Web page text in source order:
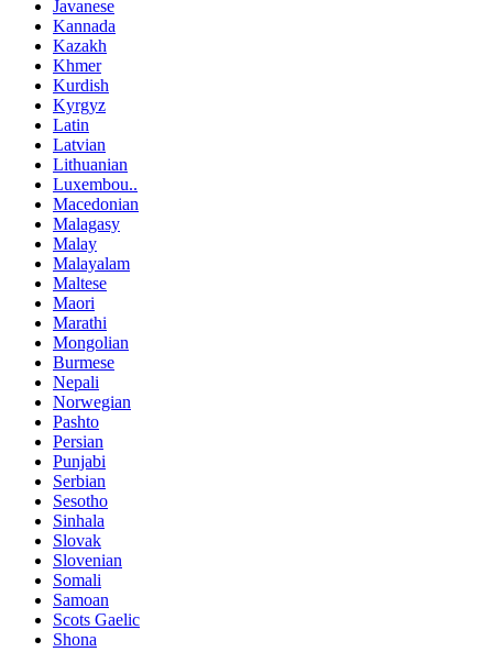
Javanese
Kannada
Kazakh
Khmer
Kurdish
Kyrgyz
Latin
Latvian
Lithuanian
Luxembou..
Macedonian
Malagasy
Malay
Malayalam
Maltese
Maori
Marathi
Mongolian
Burmese
Nepali
Norwegian
Pashto
Persian
Punjabi
Serbian
Sesotho
Sinhala
Slovak
Slovenian
Somali
Samoan
Scots Gaelic
Shona